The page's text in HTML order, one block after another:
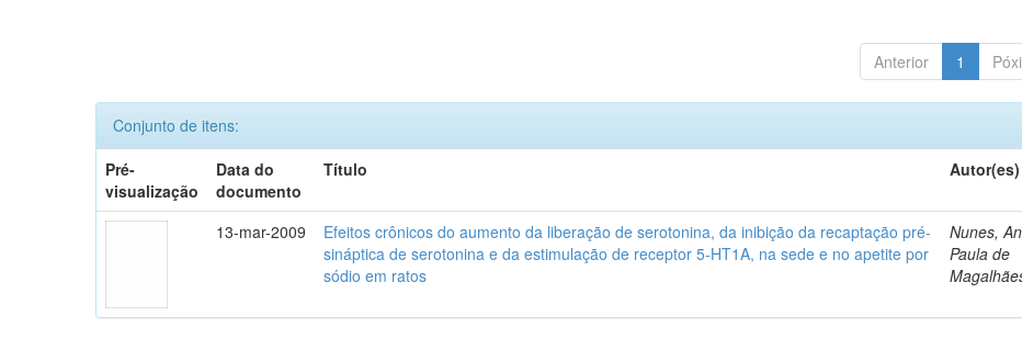
Anterior 1
Conjunto de itens:
Pré-
visualização
Data do
documento
Título Autor(es)
13-mar-2009
Efeitos crônicos do aumento da liberação de serotonina, da inibição da recaptação pré-
sináptica de serotonina e da estimulação de receptor 5-HT1A, na sede e no apetite por
sódio em ratos
Nunes,
Paula de